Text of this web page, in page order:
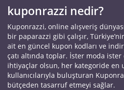
kuponrazzi nedir?
Kuponrazzi, online alışveriş
bir paparazzi gibi çalışır,
ait en güncel kupon kodları ve
çatı altında toplar. İster moda
ihtiyaçlar olsun, her kategoride en
kullanıcılarıyla buluşturan
bütçeden tasarruf etmeyi sağlar.